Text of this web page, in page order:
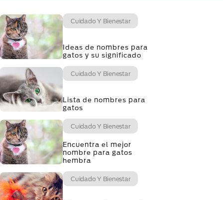
Cuidado Y Bienestar
Ideas de nombres para
gatos y su significado
Cuidado Y Bienestar
Lista de nombres para
gatos
Cuidado Y Bienestar
Encuentra el mejor
nombre para gatos
hembra
Cuidado Y Bienestar